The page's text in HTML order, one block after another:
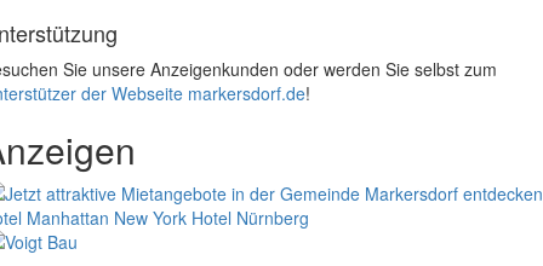
Sie unsere Anzeigenkunden oder werden Sie selbst zum
der Webseite markersdorf.de!
Manhattan New York Hotel Nürnberg